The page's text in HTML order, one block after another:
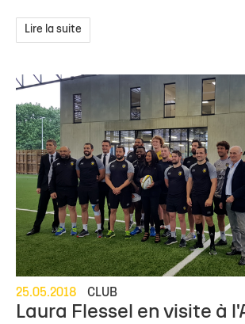
Lire la suite
25.05.2018 CLUB
Laura Flessel en visite à